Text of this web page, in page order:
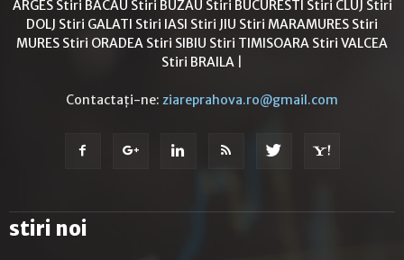
ARGES Stiri BACAU Stiri BUZAU Stiri BUCURESTI Stiri CLUJ Stiri
DOLJ Stiri GALATI Stiri IASI Stiri JIU Stiri MARAMURES Stiri
MURES Stiri ORADEA Stiri SIBIU Stiri TIMISOARA Stiri VALCEA
Stiri BRAILA
Contactați-ne: ziareprahova.ro@gmail.com
stiri noi